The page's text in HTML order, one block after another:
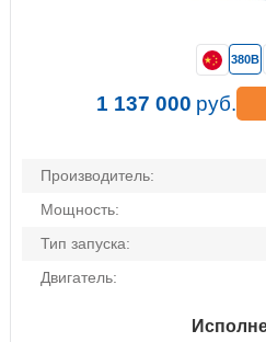
Производитель:
Мощность:
Тип запуска:
Двигатель:
380В
1 137 000 руб.